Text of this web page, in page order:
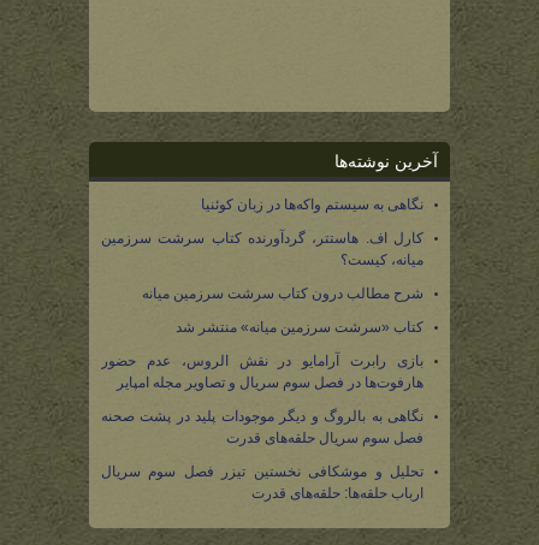
آخرین نوشته‌ها
نگاهی به سیستم واکه‌ها در زبان کوئنیا
کارل اف. هاستتر، گردآورنده کتاب سرشت سرزمین
میانه، کیست؟
شرح مطالب درون کتاب سرشت سرزمین میانه
کتاب «سرشت سرزمین میانه» منتشر شد
بازی رابرت آرامایو در نقش الروس، عدم حضور
هارفوت‌ها در فصل سوم سریال و تصاویر مجله امپایر
نگاهی به بالروگ و دیگر موجودات پلید در پشت صحنه
فصل سوم سریال حلقه‌های قدرت
تحلیل و موشکافی نخستین تیزر فصل سوم سریال
ارباب حلقه‌ها: حلقه‌های قدرت